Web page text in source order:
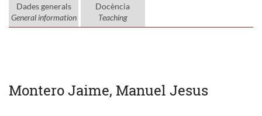
Dades generals
General information
Docència
Teaching
Montero Jaime, Manuel Jesus